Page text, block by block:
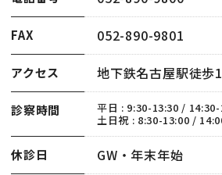
FAX 052-890-9801
アクセス 地下鉄名古屋駅徒歩
診察時間
平日 : 9:30-13:30 /
土日祝 : 8:30-13:00 /
休診日 GW・年末年始